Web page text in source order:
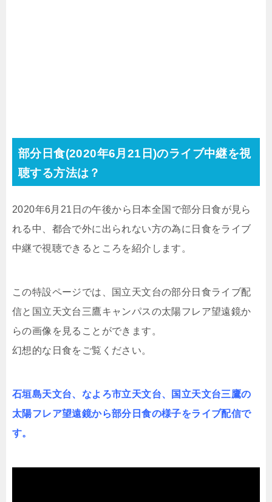
部分日食(2020年6月21日)のライブ中継を視
聴する方法は？
2020年6月21日の午後から日本全国で部分日食が見ら
れる中、都合で外に出られない方の為に日食をライブ
中継で視聴できるところを紹介します。
この特設ページでは、国立天文台の部分日食ライブ配
信と国立天文台三鷹キャンパスの太陽フレア望遠鏡か
らの画像を見ることができます。
幻想的な日食をご覧ください。
石垣島天文台、なよろ市立天文台、国立天文台三鷹の
太陽フレア望遠鏡から部分日食の様子をライブ配信で
す。